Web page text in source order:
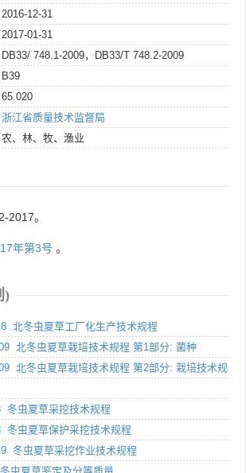
2016-12-31
2017-01-31
DB33/ 748.1-2009，DB33/T 748.2-2009
B39
65.020
浙江省质量技术监督局
农、林、牧、渔业
2017。
年第3号 。
)
北冬虫夏草工厂化生产技术规程
北冬虫夏草栽培技术规程 第1部分: 菌种
北冬虫夏草栽培技术规程 第2部分: 栽培技术规
冬虫夏草采挖技术规程
冬虫夏草保护采挖技术规程
冬虫夏草采挖作业技术规程